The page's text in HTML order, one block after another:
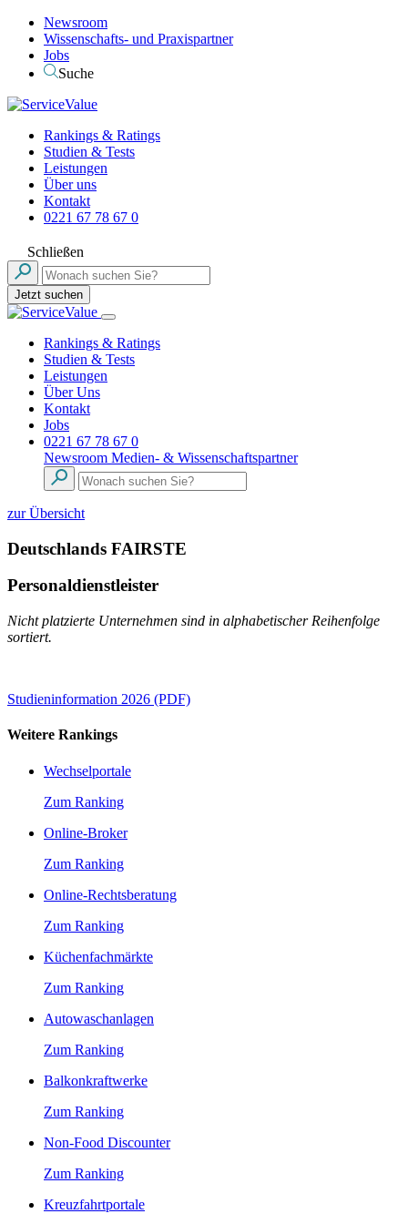
Newsroom
Wissenschafts- und Praxispartner
Jobs
Suche
Rankings & Ratings
Studien & Tests
Leistungen
Über uns
Kontakt
0221 67 78 67 0
Schließen
Jetzt suchen
Rankings & Ratings
Studien & Tests
Leistungen
Über Uns
Kontakt
Jobs
0221 67 78 67 0
Newsroom Medien- & Wissenschaftspartner
zur Übersicht
Deutschlands FAIRSTE
Personaldienstleister
Nicht platzierte Unternehmen sind in alphabetischer Reihenfolge
sortiert.
Studieninformation 2026 (PDF)
Weitere Rankings
Wechselportale
Zum Ranking
Online-Broker
Zum Ranking
Online-Rechtsberatung
Zum Ranking
Küchenfachmärkte
Zum Ranking
Autowaschanlagen
Zum Ranking
Balkonkraftwerke
Zum Ranking
Non-Food Discounter
Zum Ranking
Kreuzfahrtportale